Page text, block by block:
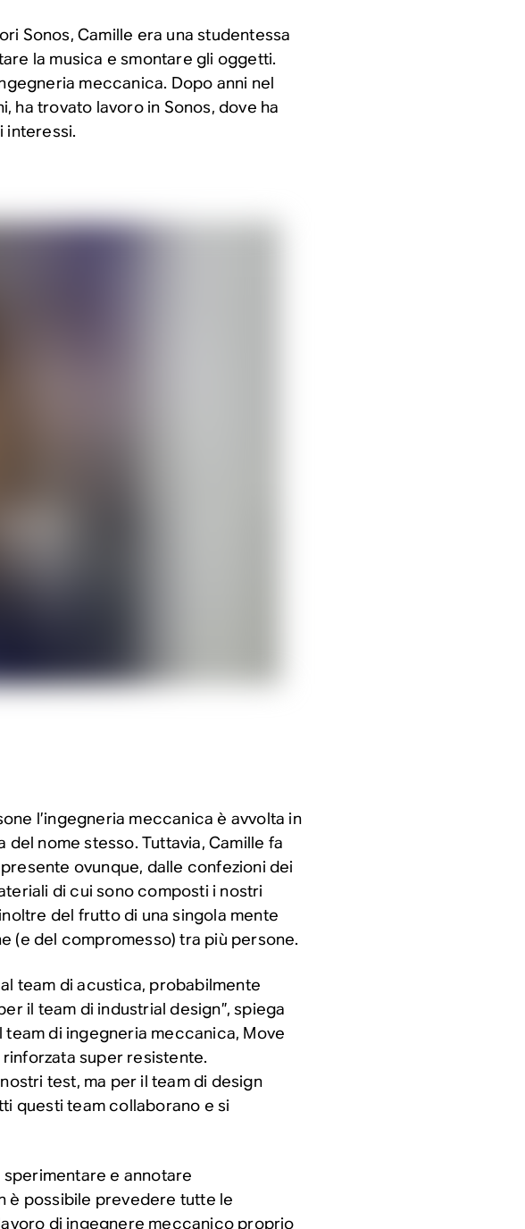
Sonos, Camille era una studentessa
la musica e smontare gli oggetti.
meccanica. Dopo anni nel
ha trovato lavoro in Sonos, dove ha
interessi.
l’ingegneria meccanica è avvolta in
del nome stesso. Tuttavia, Camille fa
ovunque, dalle confezioni dei
di cui sono composti i nostri
del frutto di una singola mente
(e del compromesso) tra più persone.
team di acustica, probabilmente
il team di industrial design”, spiega
team di ingegneria meccanica, Move
super resistente.
test, ma per il team di design
questi team collaborano e si
sperimentare e annotare
è possibile prevedere tutte le
di ingegnere meccanico proprio